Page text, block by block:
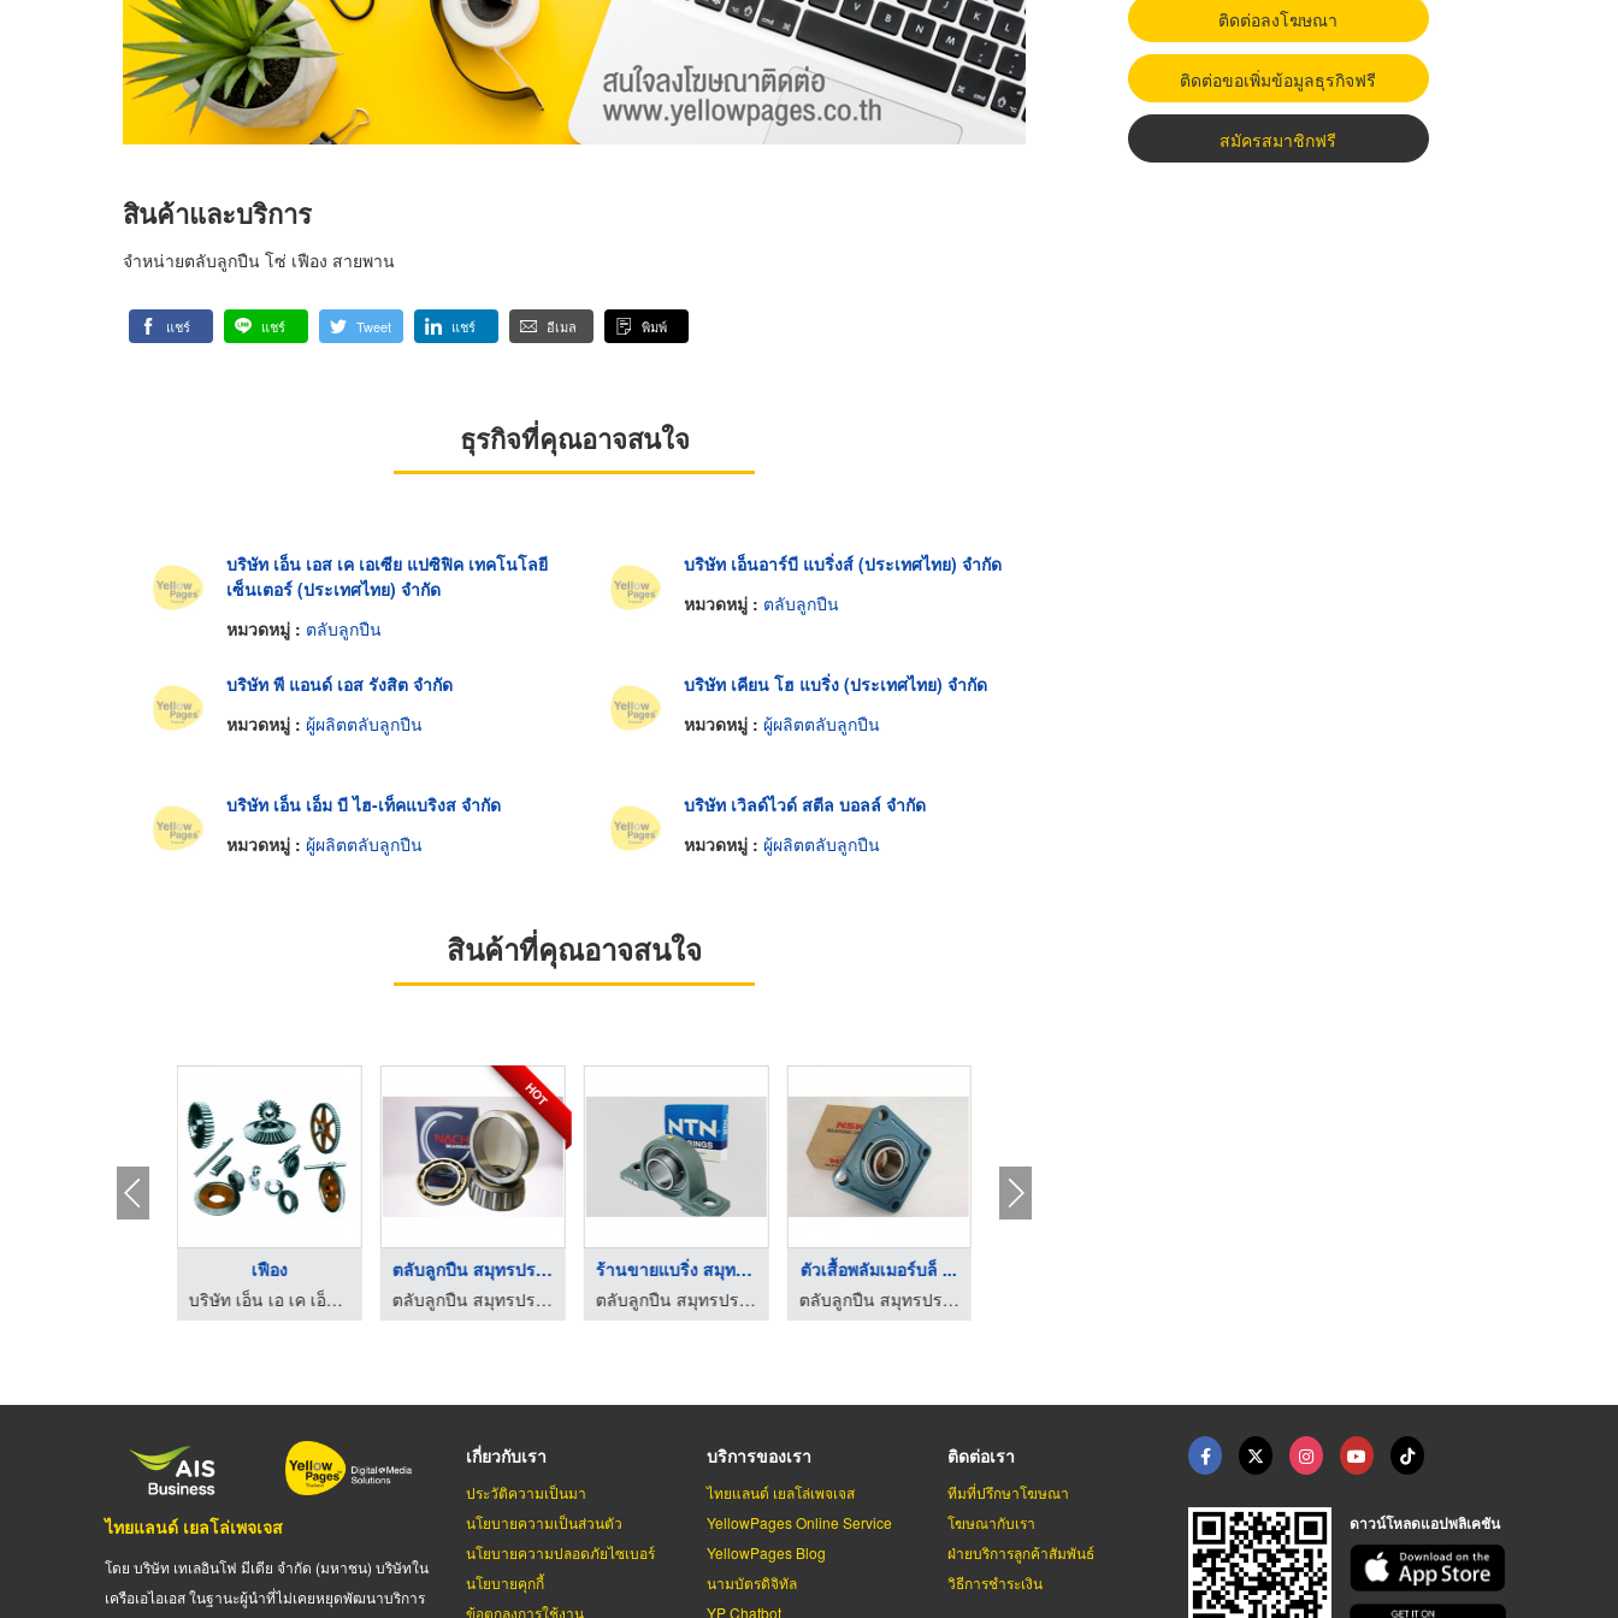
สินค้าและบริการ
จำหน่ายตลับลูกปืน โซ่ เฟือง สายพาน
แชร์ แชร์ Tweet แชร์ อีเมล พิมพ์
ธุรกิจที่คุณอาจสนใจ
บริษัท เอ็น เอส เค เอเซีย แปซิฟิค เทคโนโลยี
เซ็นเตอร์ (ประเทศไทย) จำกัด
หมวดหมู่ : ตลับลูกปืน
บริษัท เอ็นอาร์บี แบริ่งส์ (ประเทศไทย) จำกัด
หมวดหมู่ : ตลับลูกปืน
บริษัท พี แอนด์ เอส รังสิต จำกัด
หมวดหมู่ : ผู้ผลิตตลับลูกปืน
บริษัท เคียน โฮ แบริ่ง (ประเทศไทย) จำกัด
หมวดหมู่ : ผู้ผลิตตลับลูกปืน
บริษัท เอ็น เอ็ม บี ไฮ-เท็คแบริงส จำกัด
หมวดหมู่ : ผู้ผลิตตลับลูกปืน
บริษัท เวิลด์ไวด์ สตีล บอลล์ จำกัด
หมวดหมู่ : ผู้ผลิตตลับลูกปืน
สินค้าที่คุณอาจสนใจ
เฟือง
บริษัท เอ็น เอ เค เอ็นจิเนียริ่ง จำกัด
HOT
ตลับลูกปืน สมุทรปราก ...
ตลับลูกปืน สมุทรปราการ - เอส ซี แบริ่ง แอนด์ แมชชินเนอรี่
ร้านขายแบริ่ง สมุทรป ...
ตลับลูกปืน สมุทรปราการ - เอส ซี แบริ่ง แอนด์ แมชชินเนอรี่
ตัวเสื้อพลัมเมอร์บล็ ...
ตลับลูกปืน สมุทรปราการ - เอส ซี แบริ่ง แอนด์ แมชชินเนอรี่
ติดต่อลงโฆษณา
ติดต่อขอเพิ่มข้อมูลธุรกิจฟรี
สมัครสมาชิกฟรี
ไทยแลนด์ เยลโล่เพจเจส
โดย บริษัท เทเลอินโฟ มีเดีย จำกัด (มหาชน) บริษัทใน
เครือเอไอเอส ในฐานะผู้นำที่ไม่เคยหยุดพัฒนาบริการ
เกี่ยวกับเรา
ประวัติความเป็นมา
นโยบายความเป็นส่วนตัว
นโยบายความปลอดภัยไซเบอร์
นโยบายคุกกี้
ข้อตกลงการใช้งาน
บริการของเรา
ไทยแลนด์ เยลโล่เพจเจส
YellowPages Online Service
YellowPages Blog
นามบัตรดิจิทัล
YP Chatbot
ติดต่อเรา
ทีมที่ปรึกษาโฆษณา
โฆษณากับเรา
ฝ่ายบริการลูกค้าสัมพันธ์
วิธีการชำระเงิน
ดาวน์โหลดแอปพลิเคชัน